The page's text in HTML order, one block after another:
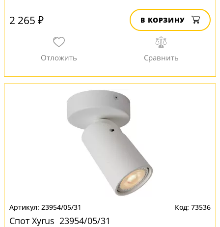
2 265 ₽ В КОРЗИНУ
23954/05/31 73536
Спот Xyrus 23954/05/31